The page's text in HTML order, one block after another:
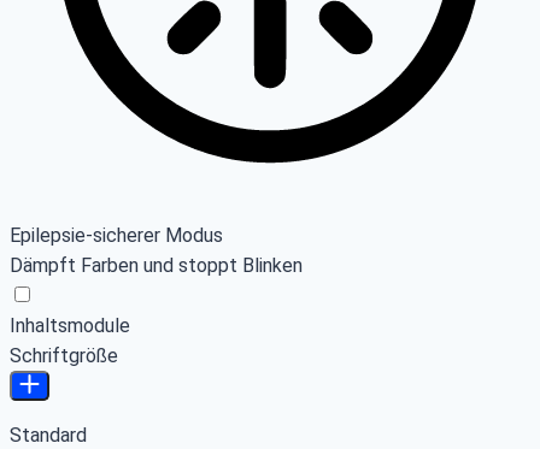
Epilepsie-sicherer Modus
Dämpft Farben und stoppt Blinken
Inhaltsmodule
Schriftgröße
Standard